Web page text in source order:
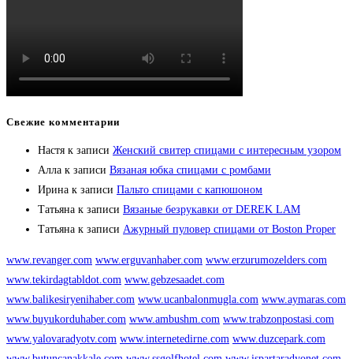
Свежие комментарии
Настя к записи Женский свитер спицами с интересным узором
Алла к записи Вязаная юбка спицами с ромбами
Ирина к записи Пальто спицами с капюшоном
Татьяна к записи Вязаные безрукавки от DEREK LAM
Татьяна к записи Ажурный пуловер спицами от Boston Proper
www.revanger.com www.erguvanhaber.com www.erzurumozelders.com
www.tekirdagtabldot.com www.gebzesaadet.com
www.balikesiryenihaber.com www.ucanbalonmugla.com www.aymaras.com
www.buyukorduhaber.com www.ambushm.com www.trabzonpostasi.com
www.yalovaradyotv.com www.internetedirne.com www.duzcepark.com